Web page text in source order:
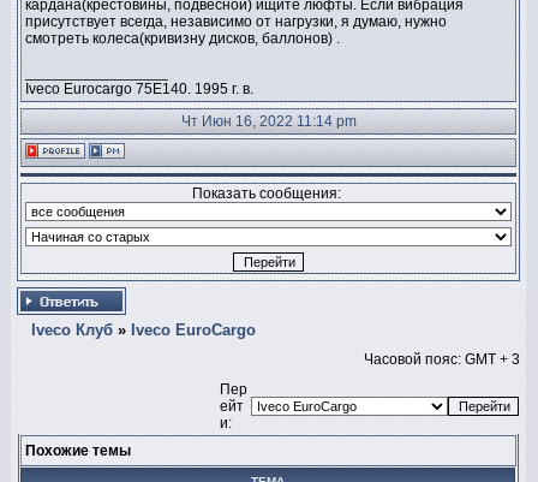
кардана(крестовины, подвесной) ищите люфты. Если вибрация
присутствует всегда, независимо от нагрузки, я думаю, нужно
смотреть колеса(кривизну дисков, баллонов) .
Iveco Eurocargo 75E140. 1995 г. в.
Чт Июн 16, 2022 11:14 pm
Показать сообщения:
Iveco Клуб » Iveco EuroCargo
Часовой пояс: GMT + 3
Пер
ейт
и:
Похожие темы